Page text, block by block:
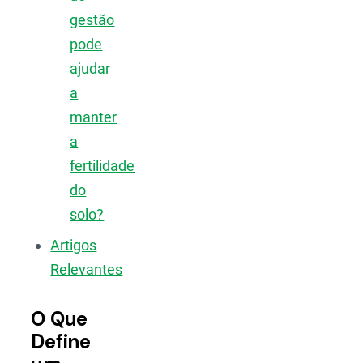
gestão
pode
ajudar
a
manter
a
fertilidade
do
solo?
Artigos
Relevantes
O Que
Define